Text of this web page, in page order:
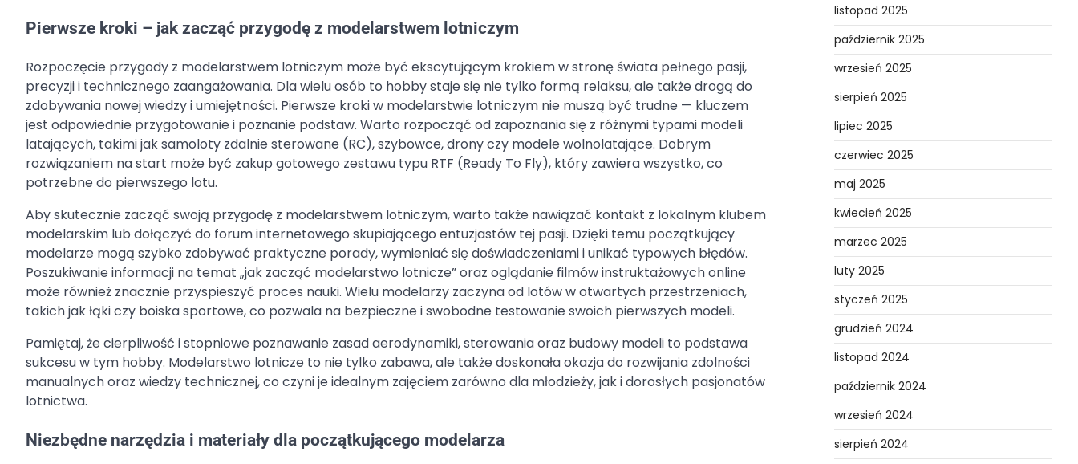
Pierwsze kroki – jak zacząć przygodę z modelarstwem lotniczym
Rozpoczęcie przygody z modelarstwem lotniczym może być ekscytującym krokiem w stronę świata pełnego pasji,
precyzji i technicznego zaangażowania. Dla wielu osób to hobby staje się nie tylko formą relaksu, ale także drogą do
zdobywania nowej wiedzy i umiejętności. Pierwsze kroki w modelarstwie lotniczym nie muszą być trudne — kluczem
jest odpowiednie przygotowanie i poznanie podstaw. Warto rozpocząć od zapoznania się z różnymi typami modeli
latających, takimi jak samoloty zdalnie sterowane (RC), szybowce, drony czy modele wolnolatające. Dobrym
rozwiązaniem na start może być zakup gotowego zestawu typu RTF (Ready To Fly), który zawiera wszystko, co
potrzebne do pierwszego lotu.
Aby skutecznie zacząć swoją przygodę z modelarstwem lotniczym, warto także nawiązać kontakt z lokalnym klubem
modelarskim lub dołączyć do forum internetowego skupiającego entuzjastów tej pasji. Dzięki temu początkujący
modelarze mogą szybko zdobywać praktyczne porady, wymieniać się doświadczeniami i unikać typowych błędów.
Poszukiwanie informacji na temat „jak zacząć modelarstwo lotnicze” oraz oglądanie filmów instruktażowych online
może również znacznie przyspieszyć proces nauki. Wielu modelarzy zaczyna od lotów w otwartych przestrzeniach,
takich jak łąki czy boiska sportowe, co pozwala na bezpieczne i swobodne testowanie swoich pierwszych modeli.
Pamiętaj, że cierpliwość i stopniowe poznawanie zasad aerodynamiki, sterowania oraz budowy modeli to podstawa
sukcesu w tym hobby. Modelarstwo lotnicze to nie tylko zabawa, ale także doskonała okazja do rozwijania zdolności
manualnych oraz wiedzy technicznej, co czyni je idealnym zajęciem zarówno dla młodzieży, jak i dorosłych pasjonatów
lotnictwa.
Niezbędne narzędzia i materiały dla początkującego modelarza
listopad 2025
październik 2025
wrzesień 2025
sierpień 2025
lipiec 2025
czerwiec 2025
maj 2025
kwiecień 2025
marzec 2025
luty 2025
styczeń 2025
grudzień 2024
listopad 2024
październik 2024
wrzesień 2024
sierpień 2024